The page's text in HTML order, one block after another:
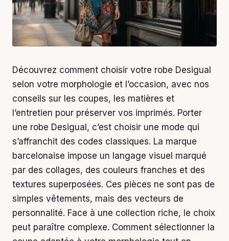
Découvrez comment choisir votre robe Desigual
selon votre morphologie et l’occasion, avec nos
conseils sur les coupes, les matières et
l’entretien pour préserver vos imprimés. Porter
une robe Desigual, c’est choisir une mode qui
s’affranchit des codes classiques. La marque
barcelonaise impose un langage visuel marqué
par des collages, des couleurs franches et des
textures superposées. Ces pièces ne sont pas de
simples vêtements, mais des vecteurs de
personnalité. Face à une collection riche, le choix
peut paraître complexe. Comment sélectionner la